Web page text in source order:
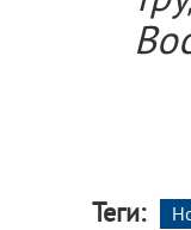
Теги: